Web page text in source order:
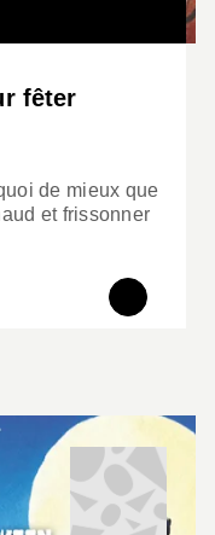
fêter
de mieux que
et frissonner